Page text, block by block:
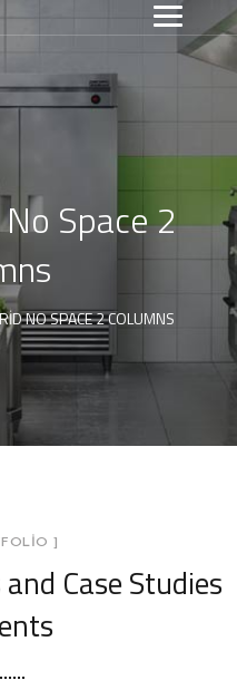
Space 2
NO SPACE 2 COLUMNS
]
and Case Studies